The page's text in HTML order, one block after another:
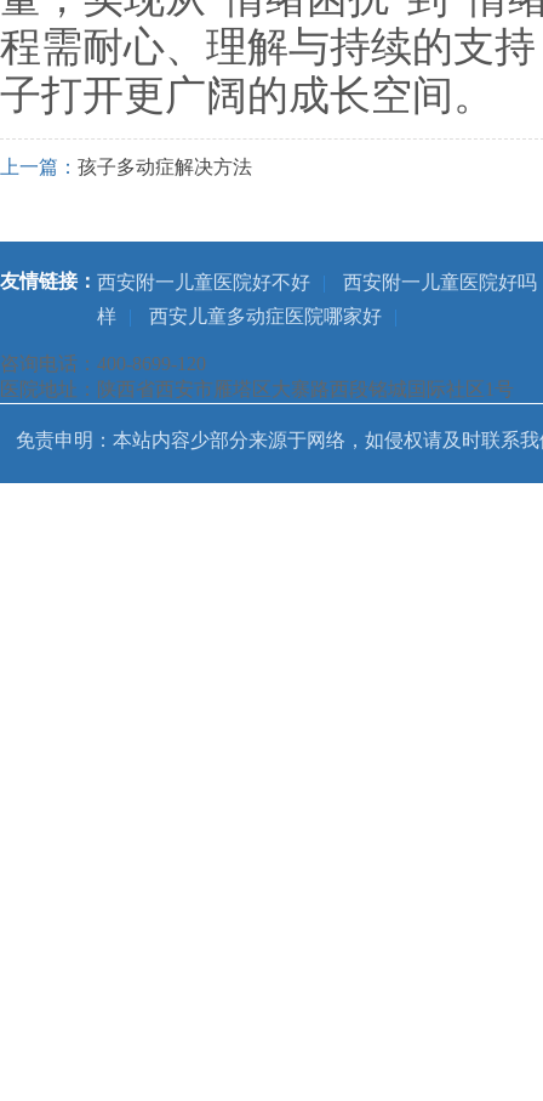
程需耐心、理解与持续的支
子打开更广阔的成长空间。
上一篇： 孩子多动症解决方法
友情链接： 西安附一儿童医院好不好 |
西安附一儿童医院好吗
样
| 西安儿童多动症医院哪家好 |
咨询电话：400-8699-120
医院地址：陕西省西安市雁塔区大寨路西段铭城国际社区1号
免责申明：本站内容少部分来源于网络，如侵权请及时联系